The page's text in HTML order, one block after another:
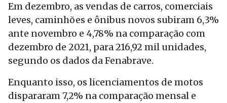
Em dezembro, as vendas de carros, comerciais
leves, caminhões e ônibus novos subiram 6,3%
ante novembro e 4,78% na comparação com
dezembro de 2021, para 216,92 mil unidades,
segundo os dados da Fenabrave.
Enquanto isso, os licenciamentos de motos
dispararam 7,2% na comparação mensal e